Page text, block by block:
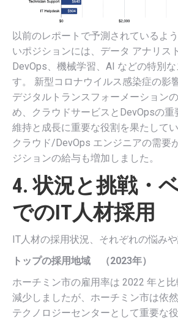
以前のレポートで予測されているよ
いポジションには、データ アナリス
DevOps、機械学習、AI などの特別
す。 新型コロナウイルス感染症の影
デジタルトランスフォーメーション
め、クラウドサービスとDevOpsの
維持と成長に重要な役割を果たして
クラウド/DevOps エンジニアの需要
ジションの給与も増加しました。
4. 状況と挑戦・
でのIT人材採用
IT人材の採用状況、それぞれの悩み
トップの採用地域 （2023年）
ホーチミン市の雇用率は 2022 年と
減少しましたが、ホーチミン市は依
テクノロジーセンターとして重要な